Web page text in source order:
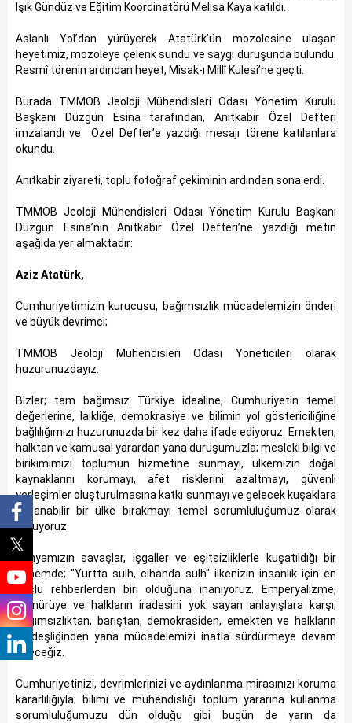
Işık Gündüz ve Eğitim Koordinatörü Melisa Kaya katıldı.
Aslanlı Yol’dan yürüyerek Atatürk’ün mozolesine ulaşan
heyetimiz, mozoleye çelenk sundu ve saygı duruşunda bulundu.
Resmî törenin ardından heyet, Misak-ı Millî Kulesi’ne geçti.
Burada TMMOB Jeoloji Mühendisleri Odası Yönetim Kurulu
Başkanı Düzgün Esina tarafından, Anıtkabir Özel Defteri
imzalandı ve Özel Defter’e yazdığı mesajı törene katılanlara
okundu.
Anıtkabir ziyareti, toplu fotoğraf çekiminin ardından sona erdi.
TMMOB Jeoloji Mühendisleri Odası Yönetim Kurulu Başkanı
Düzgün Esina’nın Anıtkabir Özel Defteri’ne yazdığı metin
aşağıda yer almaktadır:
Aziz Atatürk,
Cumhuriyetimizin kurucusu, bağımsızlık mücadelemizin önderi
ve büyük devrimci;
TMMOB Jeoloji Mühendisleri Odası Yöneticileri olarak
huzurunuzdayız.
Bizler; tam bağımsız Türkiye idealine, Cumhuriyetin temel
değerlerine, laikliğe, demokrasiye ve bilimin yol göstericiliğine
bağlılığımızı huzurunuzda bir kez daha ifade ediyoruz. Emekten,
halktan ve kamusal yarardan yana duruşumuzla; mesleki bilgi ve
birikimimizi toplumun hizmetine sunmayı, ülkemizin doğal
kaynaklarını korumayı, afet risklerini azaltmayı, güvenli
yerleşimler oluşturulmasına katkı sunmayı ve gelecek kuşaklara
yaşanabilir bir ülke bırakmayı temel sorumluluğumuz olarak
görüyoruz.
Dünyamızın savaşlar, işgaller ve eşitsizliklerle kuşatıldığı bir
dönemde; "Yurtta sulh, cihanda sulh" ilkenizin insanlık için en
güçlü rehberlerden biri olduğuna inanıyoruz. Emperyalizme,
sömürüye ve halkların iradesini yok sayan anlayışlara karşı;
bağımsızlıktan, barıştan, demokrasiden, emekten ve halkların
kardeşliğinden yana mücadelemizi inatla sürdürmeye devam
edeceğiz.
Cumhuriyetinizi, devrimlerinizi ve aydınlanma mirasınızı koruma
kararlılığıyla; bilimi ve mühendisliği toplum yararına kullanma
sorumluluğumuzu dün olduğu gibi bugün de yarın da